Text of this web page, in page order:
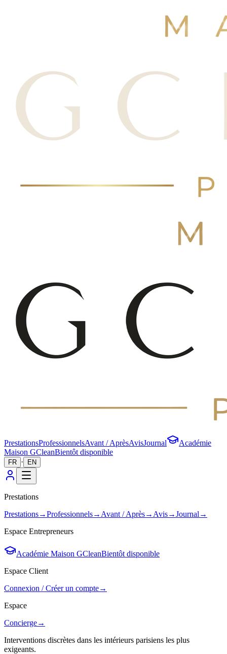
PrestationsProfessionnelsAvant / AprèsAvisJournal
Académie
Maison GCleanBientôt disponible
FR · EN
Prestations
Prestations→Professionnels→ Avant / Après→ Avis→Journal →
Espace Entrepreneurs
Académie Maison GCleanBientôt disponible
Espace Client
Connexion / Créer un compte→
Espace
Concierge→
Interventions discrètes dans les intérieurs parisiens les plus
exigeants.